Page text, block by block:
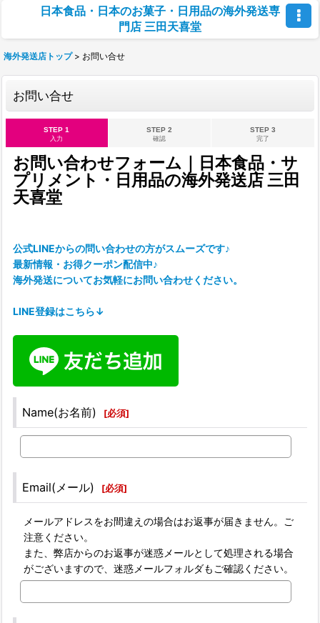
日本食品・日本のお菓子・日用品の海外発送専
門店 三田天喜堂
海外発送店トップ > お問い合せ
お問い合せ
STEP 1
入力
STEP 2
確認
STEP 3
完了
お問い合わせフォーム｜日本食品・サ
プリメント・日用品の海外発送店 三田
天喜堂
公式LINEからの問い合わせの方がスムーズです♪
最新情報・お得クーポン配信中♪
海外発送についてお気軽にお問い合わせください。
LINE登録はこちら↓
Name(お名前) [必須]
Email(メール) [必須]
メールアドレスをお間違えの場合はお返事が届きません。ご
注意ください。
また、弊店からのお返事が迷惑メールとして処理される場合
がございますので、迷惑メールフォルダもご確認ください。